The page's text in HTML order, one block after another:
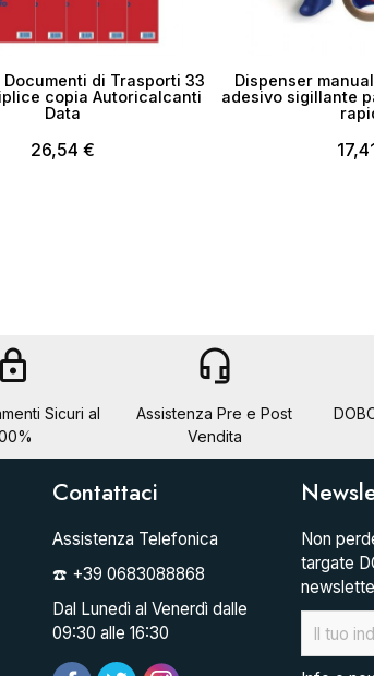
Documenti di Trasporti 33
copia Autoricalcanti
Data
26,54 €
Dispenser
adesivo sigillante
lock
Sicuri al
headset_mic
Assistenza Pre e Post
Vendita
Contattaci
Assistenza Telefonica
☎️ +39 0683088868
Dal Lunedì al Venerdì dalle
09:30 alle 16:30
Non
targate